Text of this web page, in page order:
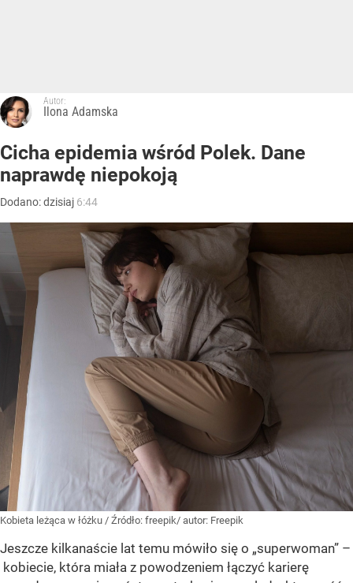
Autor:
Ilona Adamska
Cicha epidemia wśród Polek. Dane
naprawdę niepokoją
Dodano:dzisiaj 6:44
Kobieta leżąca w łóżku / Źródło: freepik/ autor: Freepik
Jeszcze kilkanaście lat temu mówiło się o „superwoman” –
kobiecie, która miała z powodzeniem łączyć karierę